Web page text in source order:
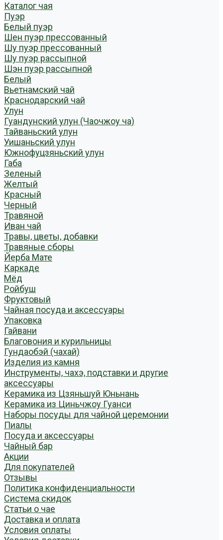
Каталог чая
Пуэр
Белый пуэр
Шен пуэр прессованный
Шу пуэр прессованный
Шу пуэр рассыпной
Шэн пуэр рассыпной
Белый
Вьетнамский чай
Краснодарский чай
Улун
Гуандунский улун (Чаочжоу ча)
Тайваньский улун
Уишаньский улун
Южнофуцзяньский улун
Габа
Зеленый
Желтый
Красный
Черный
Травяной
Иван чай
Травы, цветы, добавки
Травяные сборы
Йерба Мате
Каркаде
Мёд
Ройбуш
Фруктовый
Чайная посуда и аксессуары
Упаковка
Гайвани
Благовония и курильницы
Гундаобэй (чахай)
Изделия из камня
Инструменты, чахэ, подставки и другие
аксессуары
Керамика из Цзяньшуй Юньнань
Керамика из Циньчжоу Гуанси
Наборы посуды для чайной церемонии
Пиалы
Посуда и аксессуары
Чайный бар
Акции
Для покупателей
Отзывы
Политика конфиденциальности
Система скидок
Статьи о чае
Доставка и оплата
Условия оплаты